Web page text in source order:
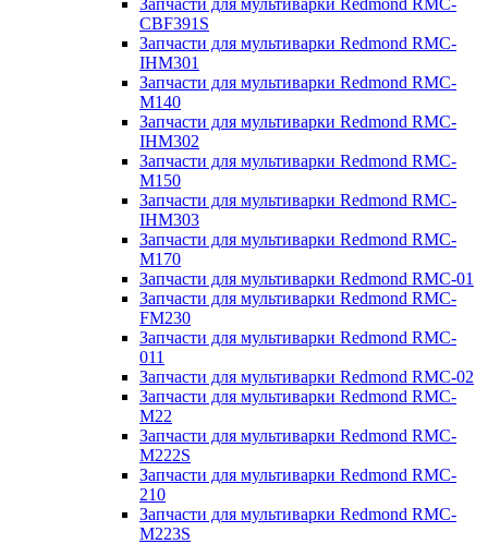
Запчасти для мультиварки Redmond RMC-
CBF391S
Запчасти для мультиварки Redmond RMC-
IHM301
Запчасти для мультиварки Redmond RMC-
M140
Запчасти для мультиварки Redmond RMC-
IHM302
Запчасти для мультиварки Redmond RMC-
M150
Запчасти для мультиварки Redmond RMC-
IHM303
Запчасти для мультиварки Redmond RMC-
M170
Запчасти для мультиварки Redmond RMC-01
Запчасти для мультиварки Redmond RMC-
FM230
Запчасти для мультиварки Redmond RMC-
011
Запчасти для мультиварки Redmond RMC-02
Запчасти для мультиварки Redmond RMC-
M22
Запчасти для мультиварки Redmond RMC-
M222S
Запчасти для мультиварки Redmond RMC-
210
Запчасти для мультиварки Redmond RMC-
M223S